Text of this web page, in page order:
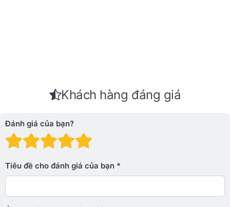
Khách hàng đáng giá
Đánh giá của bạn?
Đánh giá: 4 trên 5
Đánh giá: 3 trên 5 sao.
Đánh giá: 2 trên 5 sao.
Đánh giá: 1 trên 5 sao. Xấu
Tiêu đề cho đánh giá của bạn